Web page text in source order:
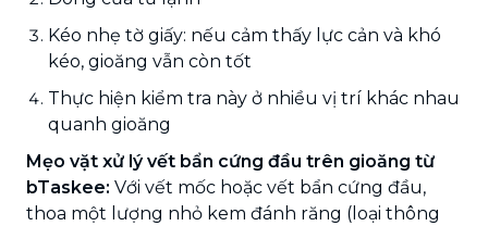
Kéo nhẹ tờ giấy: nếu cảm thấy lực cản và khó
kéo, gioăng vẫn còn tốt
Thực hiện kiểm tra này ở nhiều vị trí khác nhau
quanh gioăng
Mẹo vặt xử lý vết bẩn cứng đầu trên gioăng từ
bTaskee: Với vết mốc hoặc vết bẩn cứng đầu,
thoa một lượng nhỏ kem đánh răng (loại thông